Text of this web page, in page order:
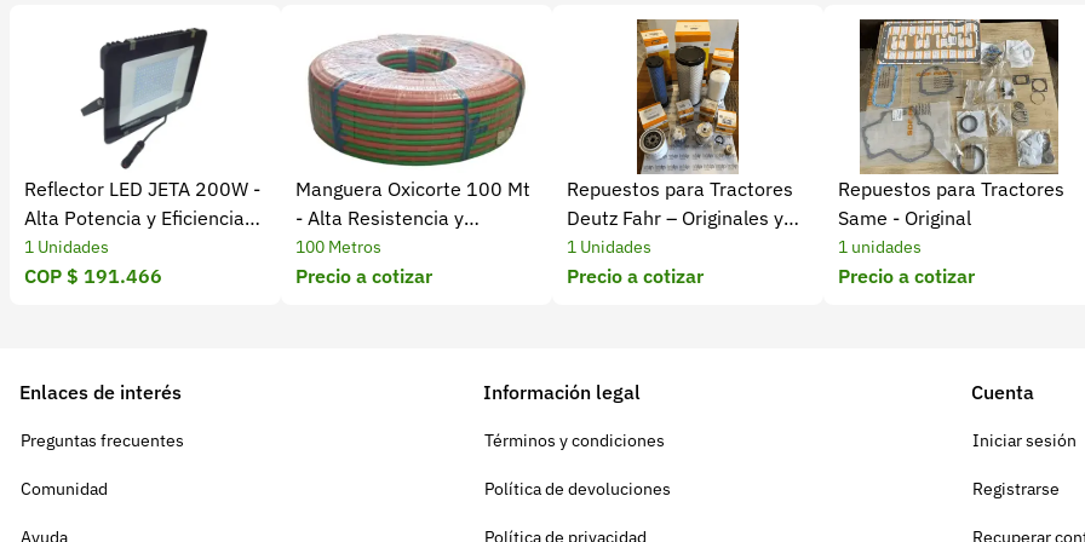
Reflector LED JETA 200W -
Alta Potencia y Eficiencia
Energética
1 Unidades
COP $ 191.466
Manguera Oxicorte 100 Mt
- Alta Resistencia y
Durabilidad
100 Metros
Precio a cotizar
Repuestos para Tractores
Deutz Fahr – Originales y
Homologados
1 Unidades
Precio a cotizar
Repuestos para Tractores
Same - Original
1 unidades
Precio a cotizar
Enlaces de interés
Preguntas frecuentes
Comunidad
Ayuda
Información legal
Términos y condiciones
Política de devoluciones
Política de privacidad
Cuenta
Iniciar sesión
Registrarse
Recuperar